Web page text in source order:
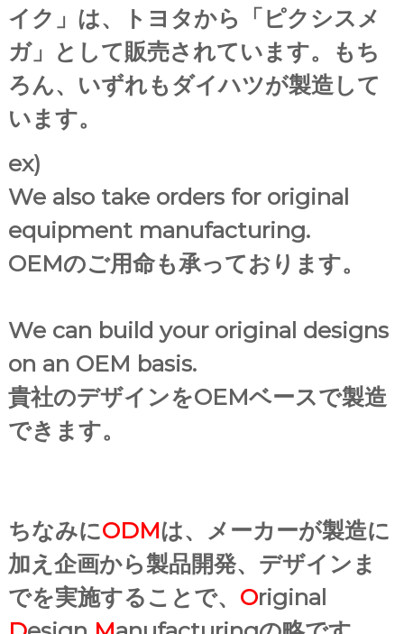
イク」は、トヨタから「ピクシスメ
ガ」として販売されています。もち
ろん、いずれもダイハツが製造して
います。
ex)
We also take orders for original
equipment manufacturing.
OEMのご用命も承っております。
We can build your original designs
on an OEM basis.
貴社のデザインをOEMベースで製造
できます。
ちなみにODMは、メーカーが製造に
加え企画から製品開発、デザインま
でを実施すること で、 Original